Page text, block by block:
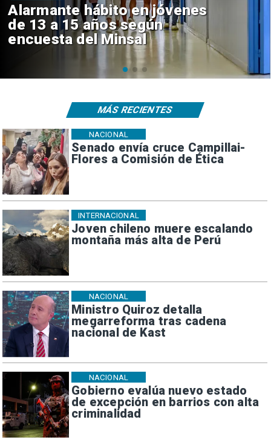
Aprueban creación del Parque
Sebastián Piñera con inversión
de $4 mil millones
Senado envía cruce Campillai-
Flores a Comisión de Ética
NACIONAL
Joven chileno muere escalando
montaña más alta de Perú
INTERNACIONAL
Ministro Quiroz detalla
megarreforma tras cadena
nacional de Kast
NACIONAL
Gobierno evalúa nuevo estado
de excepción en barrios con alta
criminalidad
NACIONAL
MÁS RECIENTES